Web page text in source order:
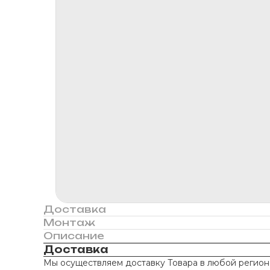
Доставка
Монтаж
Описание
Доставка
Мы осуществляем доставку Товара в любой